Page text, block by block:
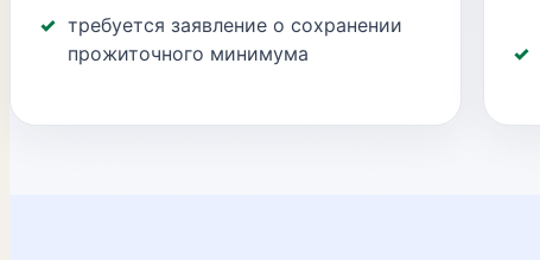
требуется заявление о сохранении
прожиточного минимума